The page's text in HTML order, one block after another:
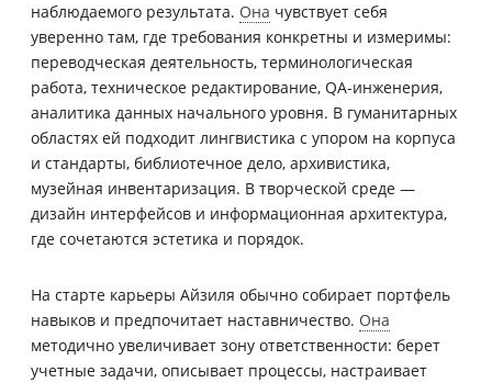
наблюдаемого результата. Она чувствует себя
уверенно там, где требования конкретны и измеримы:
переводческая деятельность, терминологическая
работа, техническое редактирование, QA-инженерия,
аналитика данных начального уровня. В гуманитарных
областях ей подходит лингвистика с упором на корпуса
и стандарты, библиотечное дело, архивистика,
музейная инвентаризация. В творческой среде —
дизайн интерфейсов и информационная архитектура,
где сочетаются эстетика и порядок.
На старте карьеры Айзиля обычно собирает портфель
навыков и предпочитает наставничество. Она
методично увеличивает зону ответственности: берет
учетные задачи, описывает процессы, настраивает